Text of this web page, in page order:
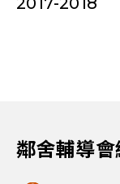
鄰舍輔導